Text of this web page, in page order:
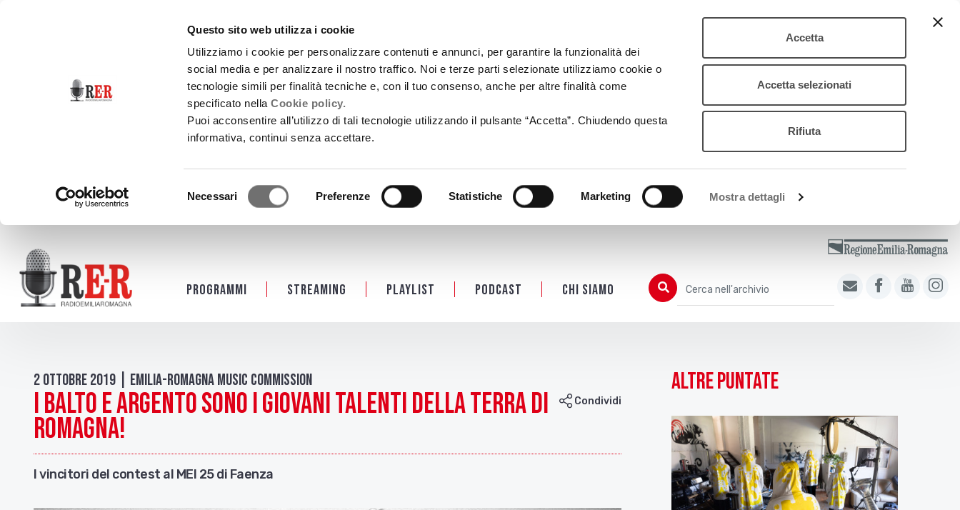
Questo sito web utilizza i cookie
Utilizziamo i cookie per personalizzare contenuti e annunci, per garantire la funzionalità dei
social media e per analizzare il nostro traffico. Noi e terze parti selezionate utilizziamo cookie o
tecnologie simili per finalità tecniche e, con il tuo consenso, anche per altre finalità come
specificato nellaCookie policy.
Puoi acconsentire all’utilizzo di tali tecnologie utilizzando il pulsante “Accetta”. Chiudendo questa
informativa, continui senza accettare.
Necessari Preferenze Statistiche Marketing Mostra dettagli
Accetta
Accetta selezionati
Rifiuta
Programmi Streaming Playlist PODCAST Chi siamo Cerca
Cerca nell'archivio
2 Ottobre 2019 | Emilia-Romagna Music Commission
I Balto e Argento sono i Giovani Talenti della Terra di
Romagna!
Condividi
I vincitori del contest al MEI 25 di Faenza
Altre puntate